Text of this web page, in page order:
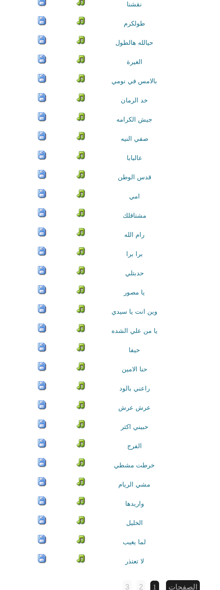
نقشنا
طولكرم
حيالله هالطول
الغيرة
بالامس في نومي
خد الرمان
جيش الكرامه
صفي النيه
عالبابا
قدس الوطن
امي
مشتاقلك
رام الله
برا برا
حدبتلي
يا مصور
وين انت يا سيدي
يا من علي الشده
حيفا
حنا الامين
راعني بالود
عرش عرش
حبيني اكثر
الفرج
خرطت مشطي
مشي الريام
واريدها
الخليل
لما يغيب
لا تعتذر
الصفحات 1
2
3